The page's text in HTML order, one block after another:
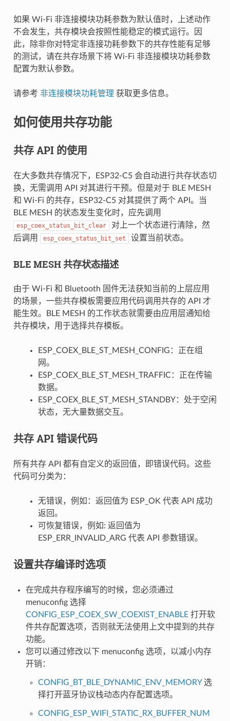
如果 Wi-Fi 非连接模块功耗参数为默认值时，上述动作
不会发生，共存模块会按照性能稳定的模式运行。因
此，除非你对特定非连接功耗参数下的共存性能有足够
的测试，请在共存场景下将 Wi-Fi 非连接模块功耗参数
配置为默认参数。
请参考 非连接模块功耗管理 获取更多信息。
如何使用共存功能
共存 API 的使用
在大多数共存情况下，ESP32-C5 会自动进行共存状态切
换，无需调用 API 对其进行干预。但是对于 BLE MESH
和 Wi-Fi 的共存，ESP32-C5 对其提供了两个 API。当
BLE MESH 的状态发生变化时，应先调用
esp_coex_status_bit_clear
对上一个状态进行清除，然
后调用
esp_coex_status_bit_set 设置当前状态。
BLE MESH 共存状态描述
由于 Wi-Fi 和 Bluetooth 固件无法获知当前的上层应用
的场景，一些共存模板需要应用代码调用共存的 API 才
能生效。BLE MESH 的工作状态就需要由应用层通知给
共存模块，用于选择共存模板。
ESP_COEX_BLE_ST_MESH_CONFIG：正在组
网。
ESP_COEX_BLE_ST_MESH_TRAFFIC：正在传输
数据。
ESP_COEX_BLE_ST_MESH_STANDBY：处于空闲
状态，无大量数据交互。
共存 API 错误代码
所有共存 API 都有自定义的返回值，即错误代码。这些
代码可分类为：
无错误，例如：返回值为 ESP_OK 代表 API 成功
返回。
可恢复错误，例如: 返回值为
ESP_ERR_INVALID_ARG 代表 API 参数错误。
设置共存编译时选项
在完成共存程序编写的时候，您必须通过
menuconfig 选择
CONFIG_ESP_COEX_SW_COEXIST_ENABLE打开软
件共存配置选项，否则就无法使用上文中提到的共存
功能。
您可以通过修改以下 menuconfig 选项，以减小内存
开销：
CONFIG_BT_BLE_DYNAMIC_ENV_MEMORY选
择打开蓝牙协议栈动态内存配置选项。
CONFIG_ESP_WIFI_STATIC_RX_BUFFER_NUM